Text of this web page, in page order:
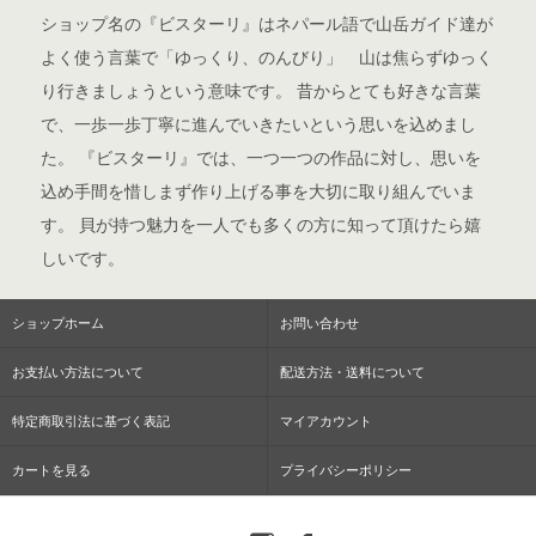
ショップ名の『ビスターリ』はネパール語で山岳ガイド達が
よく使う言葉で「ゆっくり、のんびり」 山は焦らずゆっく
り行きましょうという意味です。 昔からとても好きな言葉
で、一歩一歩丁寧に進んでいきたいという思いを込めまし
た。 『ビスターリ』では、一つ一つの作品に対し、思いを
込め手間を惜しまず作り上げる事を大切に取り組んでいま
す。 貝が持つ魅力を一人でも多くの方に知って頂けたら嬉
しいです。
ショップホーム お問い合わせ
お支払い方法について 配送方法・送料について
特定商取引法に基づく表記 マイアカウント
カートを見る プライバシーポリシー